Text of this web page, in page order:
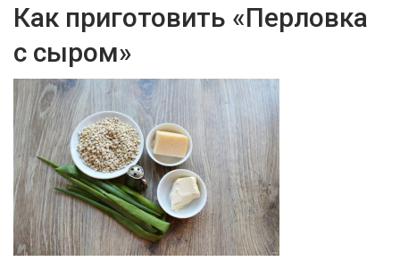
Как приготовить «Перловка
с сыром»